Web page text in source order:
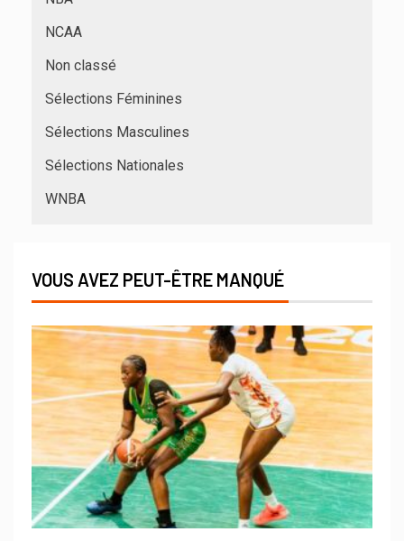
NCAA
Non classé
Sélections Féminines
Sélections Masculines
Sélections Nationales
WNBA
VOUS AVEZ PEUT-ÊTRE MANQUÉ